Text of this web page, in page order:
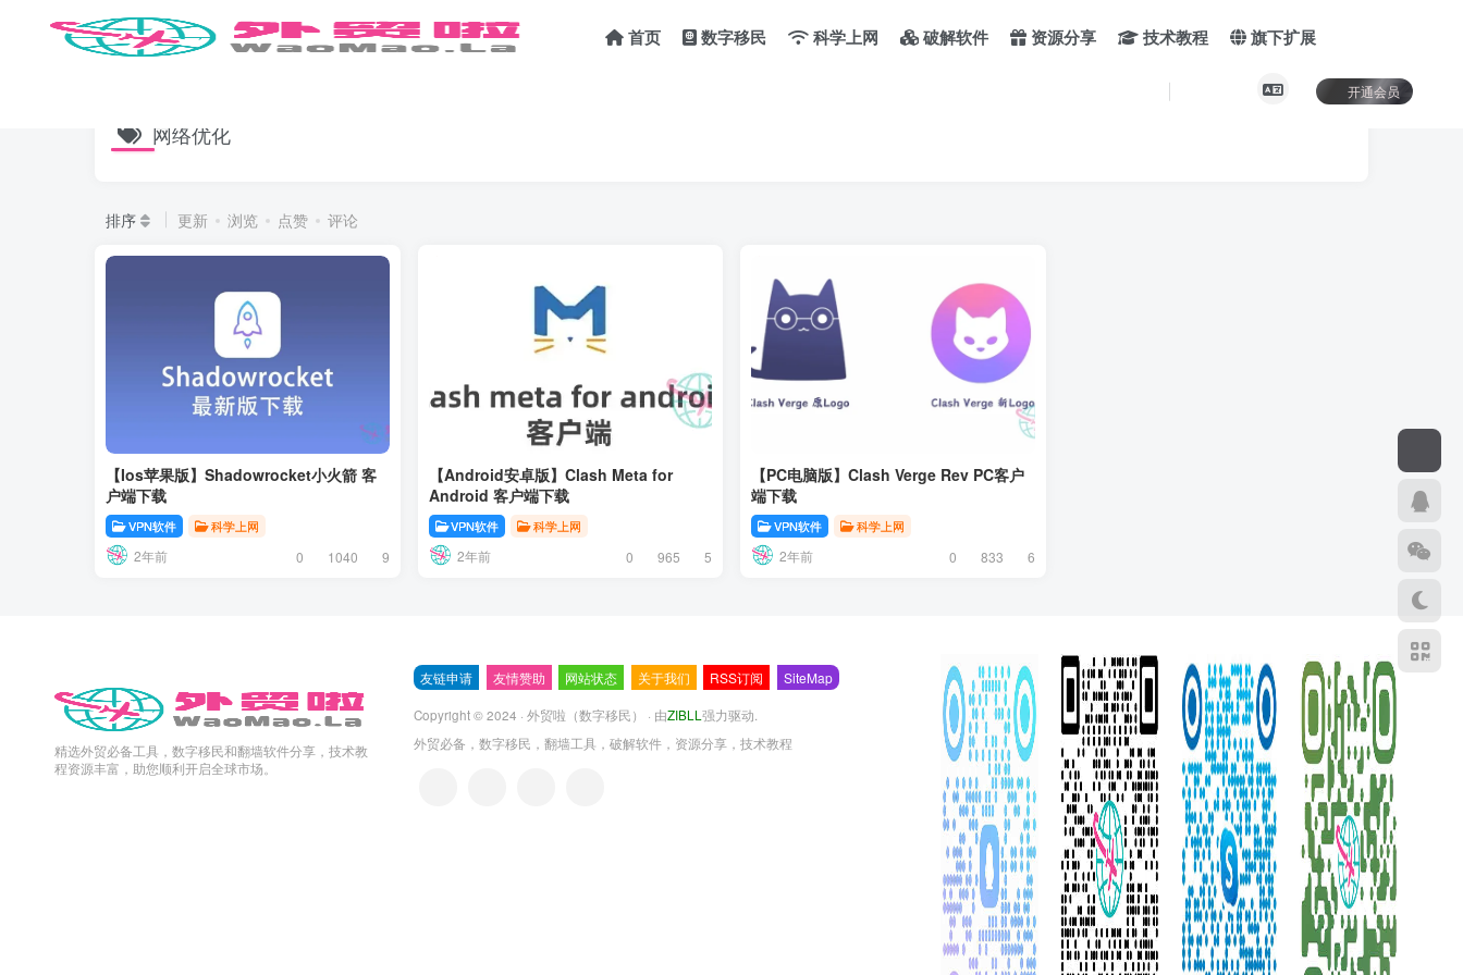
首页 数字移民 科学上网 破解软件 资源分享 技术教程 旗下扩展
开通会员
网络优化
排序 更新 浏览 点赞 评论
【Ios苹果版】Shadowrocket小火箭 客
户端下载
VPN软件 科学上网
2年前 0 1040 9
【Android安卓版】Clash Meta for
Android 客户端下载
VPN软件 科学上网
2年前 0 965 5
【PC电脑版】Clash Verge Rev PC客户
端下载
VPN软件 科学上网
2年前 0 833 6
精选外贸必备工具，数字移民和翻墙软件分享，技术教
程资源丰富，助您顺利开启全球市场。
友链申请 友情赞助 网站状态 关于我们 RSS订阅 SiteMap
Copyright © 2024 · 外贸啦（数字移民） · 由ZIBLL 强力驱动.
外贸必备，数字移民，翻墙工具，破解软件，资源分享，技术教程